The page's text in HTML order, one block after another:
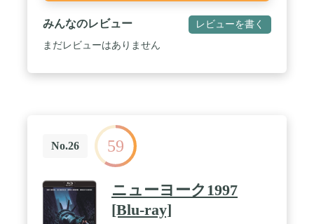
みんなのレビュー レビューを書く
まだレビューはありません
No.26 59
ニューヨーク1997
[Blu-ray]